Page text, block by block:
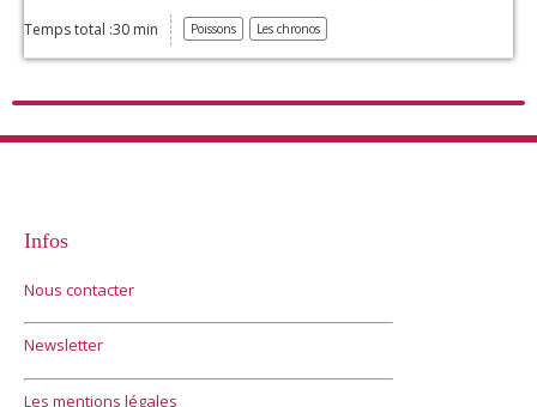
Temps total :30 min Poissons Les chronos
Infos
Nous contacter
Newsletter
Les mentions légales